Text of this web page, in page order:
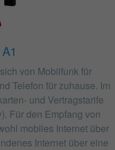
von Mobilfunk für
Telefon für zuhause. Im
und Vertragstarife
Für den Empfang von
mobiles Internet über
Internet über eine